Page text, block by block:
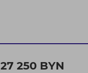
27 250 BYN